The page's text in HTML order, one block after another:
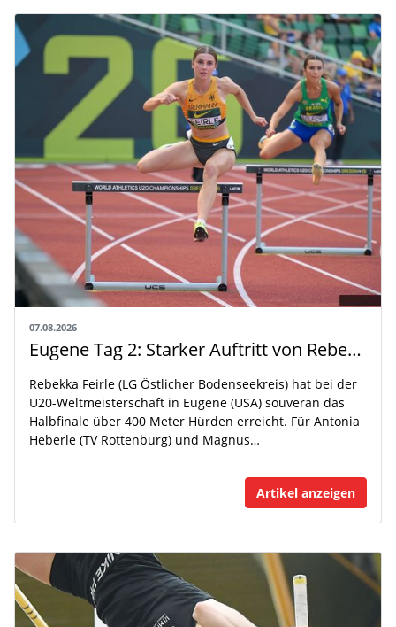
07.08.2026
Eugene Tag 2: Starker Auftritt von Rebekka Feirle bei der U20-WM
Rebekka Feirle (LG Östlicher Bodenseekreis) hat bei der
U20-Weltmeisterschaft in Eugene (USA) souverän das
Halbfinale über 400 Meter Hürden erreicht. Für Antonia
Heberle (TV Rottenburg) und Magnus…
Artikel anzeigen